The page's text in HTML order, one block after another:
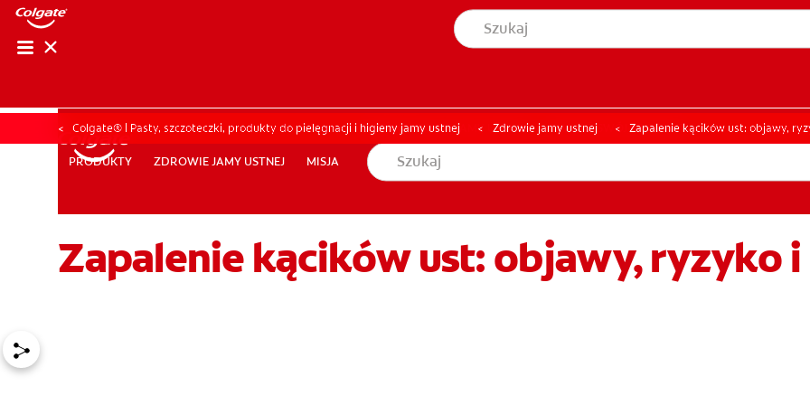
PRODUKTY ZDROWIE JAMY USTNEJ MISJA
DLA PROFESJONALISTÓW PL
PRODUKTY ZDROWIE JAMY USTNEJ MISJA
OCEŃ KONDYCJĘ JAMY USTNEJ ZNAJDŹ SWÓJ PRODUKT
Colgate® | Pasty, szczoteczki, produkty do pielęgnacji i higieny jamy ustnej Zdrowie jamy ustnej Zapalenie kącików ust: objawy,
Zapalenie kącików ust: objawy, ryzyko i